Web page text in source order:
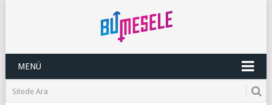
MENÜ